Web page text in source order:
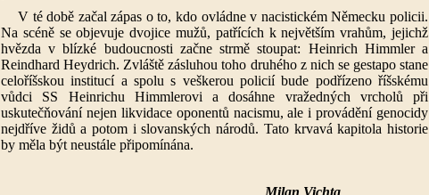
V té době začal zápas o to, kdo ovládne v nacistickém Německu policii.
Na scéně se objevuje dvojice mužů, patřících k největším vrahům, jejichž
hvězda v blízké budoucnosti začne strmě stoupat: Heinrich Himmler a
Reindhard Heydrich. Zvláště zásluhou toho druhého z nich se gestapo stane
celoříšskou institucí a spolu s veškerou policií bude podřízeno říšskému
vůdci SS Heinrichu Himmlerovi a dosáhne vražedných vrcholů při
uskutečňování nejen likvidace oponentů nacismu, ale i provádění genocidy
nejdříve židů a potom i slovanských národů. Tato krvavá kapitola historie
by měla být neustále připomínána.
Milan Vichta